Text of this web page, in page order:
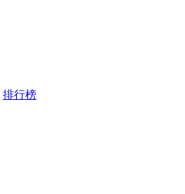
排行榜